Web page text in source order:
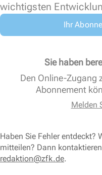
wichtigsten
Ihr
Sie haben
Den Online-Zugang
Abonnement
Melden
Haben Sie Fehler entdeckt?
mitteilen? Dann
redaktion@zfk.de.